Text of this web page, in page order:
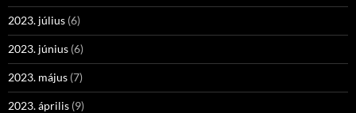
2023. július (6)
2023. június (6)
2023. május (7)
2023. április (9)